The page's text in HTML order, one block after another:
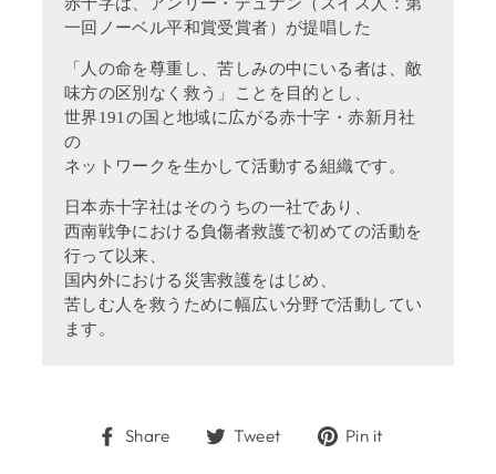
一回ノーベル平和賞受賞者）が提唱した
「人の命を尊重し、苦しみの中にいる者は、敵
味方の区別なく救う」ことを目的とし、
世界191の国と地域に広がる赤十字・赤新月社
の
ネットワークを生かして活動する組織です。
日本赤十字社はそのうちの一社であり、
西南戦争における負傷者救護で初めての活動を
行って以来、
国内外における災害救護をはじめ、
苦しむ人を救うために幅広い分野で活動してい
ます。
Share
ShareTweet
TweetPin it